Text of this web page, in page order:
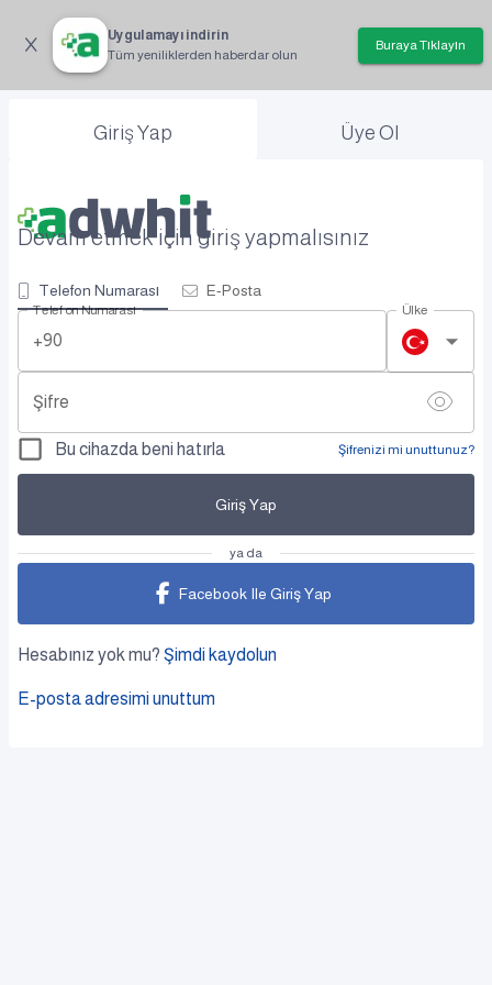
Uygulamayı indirin
Tüm yeniliklerden haberdar olun
Buraya Tıklayın
Giriş Yap Üye Ol
Devam etmek için giriş yapmalısınız
Telefon Numarası E-Posta
Telefon Numarası
+90
Ülke
Şifre
Bu cihazda beni hatırla Şifrenizi mi unuttunuz?
Giriş Yap
ya da
Facebook Ile Giriş Yap
Hesabınız yok mu? Şimdi kaydolun
E-posta adresimi unuttum